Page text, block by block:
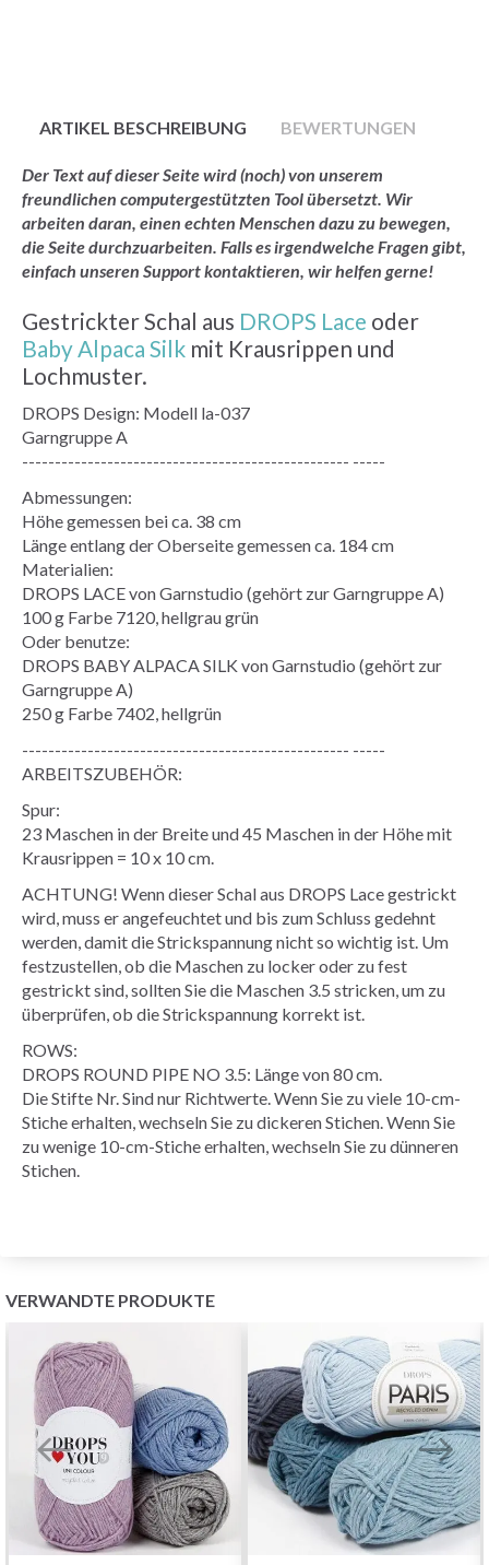
ARTIKEL BESCHREIBUNG BEWERTUNGEN
Der Text auf dieser Seite wird (noch) von unserem
freundlichen computergestützten Tool übersetzt. Wir
arbeiten daran, einen echten Menschen dazu zu bewegen,
die Seite durchzuarbeiten. Falls es irgendwelche Fragen gibt,
einfach unseren Support kontaktieren, wir helfen gerne!
Gestrickter Schal aus DROPS Lace oder
Baby Alpaca Silk mit Krausrippen und
Lochmuster.
DROPS Design: Modell la-037
Garngruppe A
-------------------------------------------------- -----
Abmessungen:
Höhe gemessen bei ca. 38 cm
Länge entlang der Oberseite gemessen ca. 184 cm
Materialien:
DROPS LACE von Garnstudio (gehört zur Garngruppe A)
100 g Farbe 7120, hellgrau grün
Oder benutze:
DROPS BABY ALPACA SILK von Garnstudio (gehört zur
Garngruppe A)
250 g Farbe 7402, hellgrün
-------------------------------------------------- -----
ARBEITSZUBEHÖR:
Spur:
23 Maschen in der Breite und 45 Maschen in der Höhe mit
Krausrippen = 10 x 10 cm.
ACHTUNG! Wenn dieser Schal aus DROPS Lace gestrickt
wird, muss er angefeuchtet und bis zum Schluss gedehnt
werden, damit die Strickspannung nicht so wichtig ist. Um
festzustellen, ob die Maschen zu locker oder zu fest
gestrickt sind, sollten Sie die Maschen 3.5 stricken, um zu
überprüfen, ob die Strickspannung korrekt ist.
ROWS:
DROPS ROUND PIPE NO 3.5: Länge von 80 cm.
Die Stifte Nr. Sind nur Richtwerte. Wenn Sie zu viele 10-cm-
Stiche erhalten, wechseln Sie zu dickeren Stichen. Wenn Sie
zu wenige 10-cm-Stiche erhalten, wechseln Sie zu dünneren
Stichen.
VERWANDTE PRODUKTE